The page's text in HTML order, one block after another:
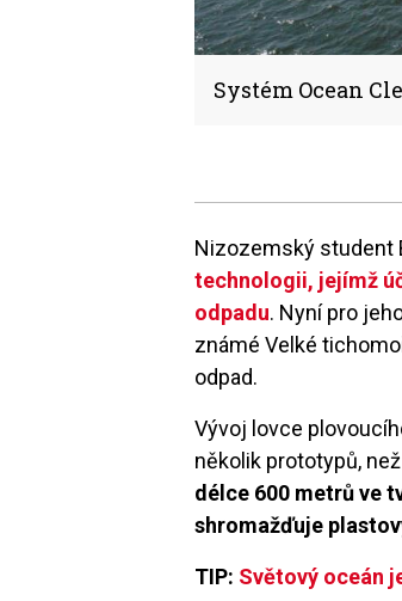
Systém Ocean
Nizozemský student
technologii, jejímž
odpadu. Nyní pro
známé Velké
odpad.
Vývoj lovce
několik prototypů,
délce 600 metrů ve
shromažďuje
TIP: Světový oceán